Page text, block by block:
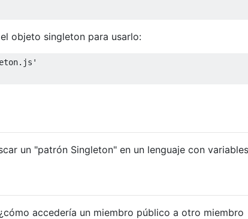
objeto singleton para usarlo:
un "patrón Singleton" en un lenguaje con variables
accedería un miembro público a otro miembro